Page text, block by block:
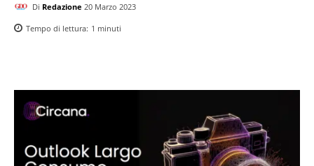
Di Redazione 20 Marzo 2023
Tempo di lettura: 1 minuti